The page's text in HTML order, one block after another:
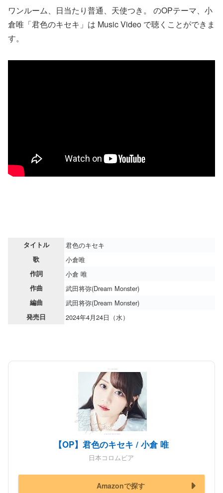
ワンルーム、日当たり普通、天使つき。 のOPテーマ、小
倉唯「君色のキセキ」は Music Video で聴くことができま
す。
タイトル 君色のキセキ
歌 小倉唯
作詞 小倉 唯
作曲 武田将弥(Dream Monster)
編曲 武田将弥(Dream Monster)
発売日 2024年4月24日（水）
【OP】君色のキセキ / 小倉 唯
日本コロムビア
Amazonで探す